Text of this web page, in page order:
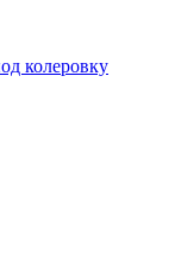
колеровку